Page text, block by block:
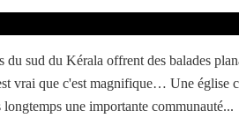
du sud du Kérala offrent des balades
vrai que c'est magnifique… Une église
une importante communauté...